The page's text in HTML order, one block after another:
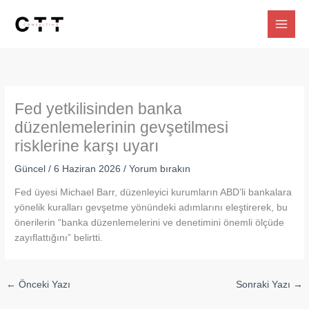
Fed yetkilisinden banka
düzenlemelerinin gevşetilmesi
risklerine karşı uyarı
Güncel /6 Haziran 2026/Yorum bırakın
Fed üyesi Michael Barr, düzenleyici kurumların ABD’li bankalara
yönelik kuralları gevşetme yönündeki adımlarını eleştirerek, bu
önerilerin “banka düzenlemelerini ve denetimini önemli ölçüde
zayıflattığını” belirtti.
← Önceki Yazı Sonraki Yazı →